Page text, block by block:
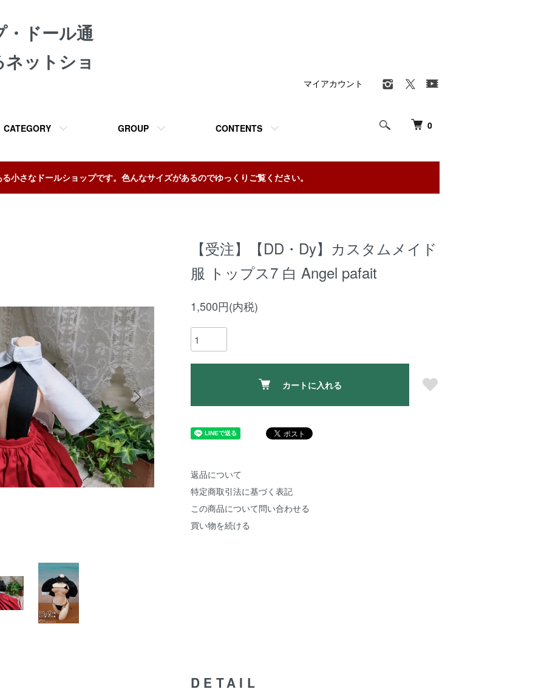
・ドール通
ットショ
0
CATEGORY GROUP CONTENTS
マイアカウント
小さなドールショップです。色んなサイズがあるのでゆっくりご覧ください。
【受注】【DD・Dy】カスタムメイド
服 トップス7 白 Angel pafait
1,500円(内税)
カートに入れる
返品について
特定商取引法に基づく表記
この商品について問い合わせる
買い物を続ける
DETAIL